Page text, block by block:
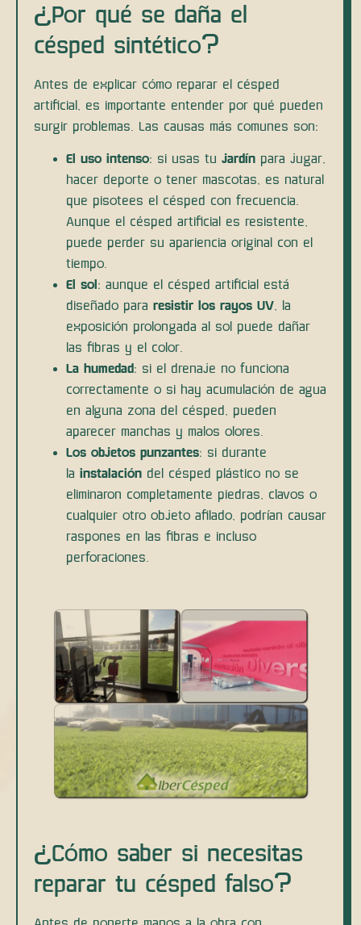
¿Por qué se daña el
césped sintético?
Antes de explicar cómo reparar el césped
artificial, es importante entender por qué pueden
surgir problemas. Las causas más comunes son:
El uso intenso: si usas tujardín para jugar,
hacer deporte o tener mascotas, es natural
que pisotees el césped con frecuencia.
Aunque el césped artificial es resistente,
puede perder su apariencia original con el
tiempo.
El sol : aunque el césped artificial está
diseñado pararesistir los rayos UV, la
exposición prolongada al sol puede dañar
las fibras y el color.
La humedad: si el drenaje no funciona
correctamente o si hay acumulación de agua
en alguna zona del césped, pueden
aparecer manchas y malos olores.
Los objetos punzantes: si durante
lainstalación del césped plástico no se
eliminaron completamente piedras, clavos o
cualquier otro objeto afilado, podrían causar
raspones en las fibras e incluso
perforaciones.
¿Cómo saber si necesitas
reparar tu césped falso?